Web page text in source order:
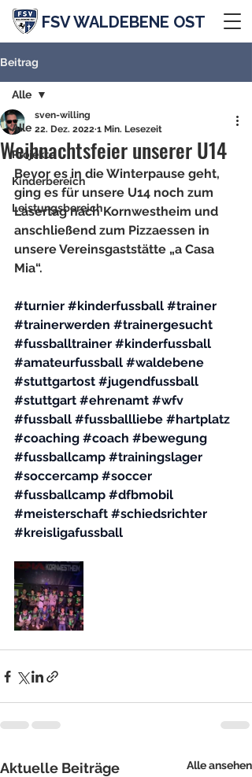
FSV WALDEBENE OST
Beitrag
Alle
Projekte
Kinderbereich
Leistungsbereich
Alle
Weihnachtsfeier unserer U14
sven-willing
22. Dez. 2022 1 Min. Lesezeit
Bevor es in die Winterpause geht,
ging es für unsere U14 noch zum
Lasertag nach Kornwestheim und
anschließend zum Pizzaessen in
unsere Vereinsgaststätte „a Casa
Mia“.
#turnier #kinderfussball #trainer
#trainerwerden #trainergesucht
#fussballtrainer #kinderfussball
#amateurfussball #waldebene
#stuttgartost #jugendfussball
#stuttgart #ehrenamt #wfv
#fussball #fussballliebe #hartplatz
#coaching #coach #bewegung
#fussballcamp #trainingslager
#soccercamp #soccer
#fussballcamp #dfbmobil
#meisterschaft #schiedsrichter
#kreisligafussball
Aktuelle Beiträge Alle ansehen